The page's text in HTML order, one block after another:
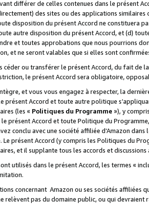
différer de celles contenues dans le présent
des sites ou des applications
disposition du présent Accord ne constituera
autre disposition du présent Accord, et (d)
et toutes approbations que nous pourrions
et ne seront valables que si elles sont
céder ou transférer le présent Accord, du fait de
le présent Accord sera obligatoire,
et vous vous engagez à respecter, la
présent Accord et toute autre politique
(les « Politiques du Programme »), y
présent Accord et toute Politique du
conclu avec une société affiliée d’Amazon
Le présent Accord (y compris les Politiques du
et il supplante tous les accords et discussions
utilisés dans le présent Accord, les termes «
concernant Amazon ou ses sociétés affiliées
relèvent pas du domaine public, ou qui